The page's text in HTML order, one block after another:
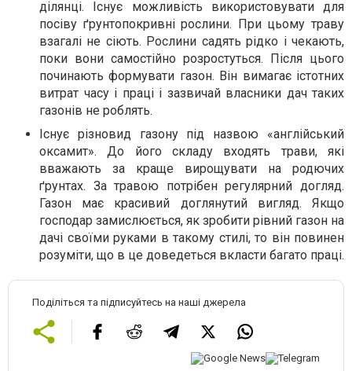
ділянці. Існує можливість використовувати для
посіву ґрунтопокривні рослини. При цьому траву
взагалі не сіють. Рослини садять рідко і чекають,
поки вони самостійно розростуться. Після цього
починають формувати газон. Він вимагає істотних
витрат часу і праці і зазвичай власники дач таких
газонів не роблять.
Існує різновид газону під назвою «англійський
оксамит». До його складу входять трави, які
вважають за краще вирощувати на родючих
ґрунтах. За травою потрібен регулярний догляд.
Газон має красивий доглянутий вигляд. Якщо
господар замислюється, як зробити рівний газон на
дачі своїми руками в такому стилі, то він повинен
розуміти, що в це доведеться вкласти багато праці.
Поділіться та підписуйтесь на наші джерела